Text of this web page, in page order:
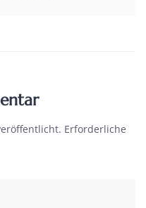
Erforderliche